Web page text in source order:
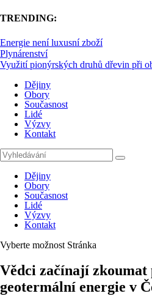
TRENDING:
Energie není luxusní zboží
Plynárenství
Využití pionýrských druhů dřevin při
Dějiny
Obory
Současnost
Lidé
Výzvy
Kontakt
Dějiny
Obory
Současnost
Lidé
Výzvy
Kontakt
Vyberte možnost Stránka
Vědci začínají zkoumat
geotermální energie v